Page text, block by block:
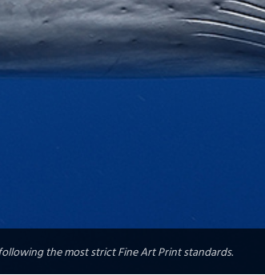
the most strict Fine Art Print standards.